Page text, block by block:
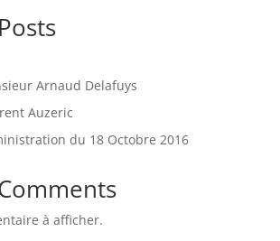
Arnaud Delafuys
Auzeric
du 18 Octobre 2016
à afficher.